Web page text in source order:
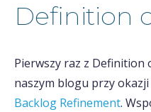
Definition
Pierwszy raz z Definition
naszym blogu przy
Backlog Refinement.